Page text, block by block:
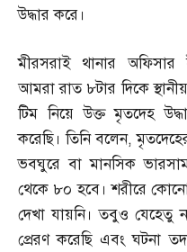
উদ্ধার করে।
মীরসরাই থানার অফিসার
আমরা রাত ৮টার দিকে
টিম নিয়ে উক্ত মৃতদেহ
করেছি। তিনি বলেন,
ভবঘুরে বা মানসিক
থেকে ৮০ হবে। শরীরে
দেখা যায়নি। তবুও যেহেতু
প্রেরণ করেছি এবং ঘটনা